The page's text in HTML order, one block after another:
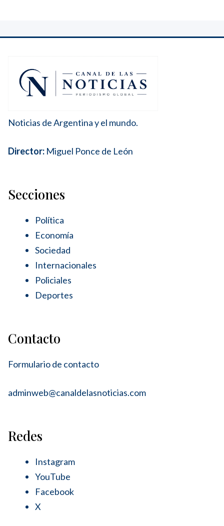
Noticias de Argentina y el mundo.
Director: Miguel Ponce de León
Secciones
Política
Economía
Sociedad
Internacionales
Policiales
Deportes
Contacto
Formulario de contacto
adminweb@canaldelasnoticias.com
Redes
Instagram
YouTube
Facebook
X